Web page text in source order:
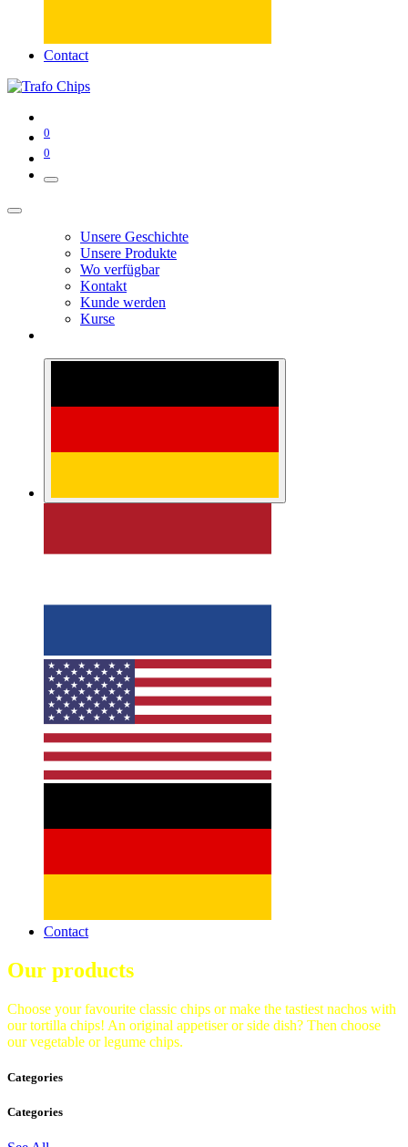
Contact
0
0
Unsere Geschichte
Unsere Produkte
Wo verfügbar
Kontakt
Kunde werden
Kurse
Contact
Our products
Choose your favourite classic chips or make the tastiest nachos with
our tortilla chips! An original appetiser or side dish? Then choose
our vegetable or legume chips.
Categories
Categories